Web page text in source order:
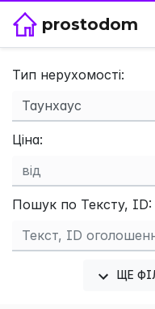
prostodom
Тип нерухомості:
Ціна:
Пошук по Тексту, ID:
ЩЕ